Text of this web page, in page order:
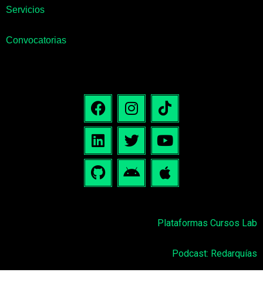
Servicios
Convocatorias
Plataformas Cursos Lab
Podcast: Redarquías